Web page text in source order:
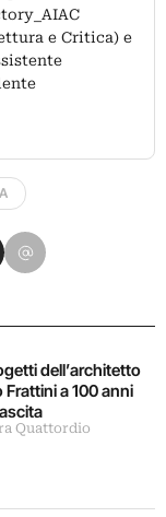
e Critica) e
dell’architetto
a 100 anni
Quattordio
Pinterest
su WhatsApp
Condividi su Email